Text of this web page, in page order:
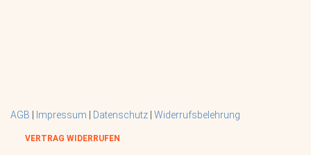
AGB Impressum Datenschutz Widerrufsbelehrung
VERTRAG WIDERRUFEN